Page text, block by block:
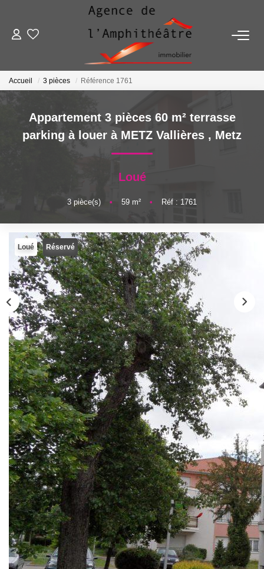
ACHETER
ESTIMER
NOTRE AGENCE
Qui Sommes-Nous
Notre Équipe
Nous Rejoindre
Nos Actualités
CONTACT
Accueil 3 pièces Référence 1761
Appartement 3 pièces 60 m² terrasse
parking à louer à METZ Vallières , Metz
Loué
3 pièce(s) • 59 m² • Réf : 1761
Loué Réservé
Description
Réf : 1761
METZ VALLIERES - Desservi par le réseau de Bus Le
Met, Ligne L1, dans une résidence récente des années
2000 avec espaces verts, au premier étage sans
ascenseur, un appartement 3 pièces offrant 2 chambres, un
séjour accès terrasse, une cuisine aménagée, une entrée
avec placard, une salle de bains, un w.c séparé, une cave